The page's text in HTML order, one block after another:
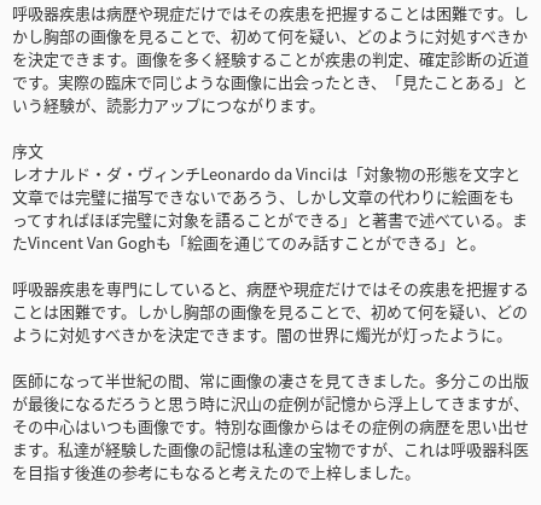
呼吸器疾患は病歴や現症だけではその疾患を把握することは困難です。し
かし胸部の画像を見ることで、初めて何を疑い、どのように対処すべきか
を決定できます。画像を多く経験することが疾患の判定、確定診断の近道
です。実際の臨床で同じような画像に出会ったとき、「見たことある」と
いう経験が、読影力アップにつながります。
序文
レオナルド・ダ・ヴィンチLeonardo da Vinciは「対象物の形態を文字と
文章では完璧に描写できないであろう、しかし文章の代わりに絵画をも
ってすればほぼ完璧に対象を語ることができる」と著書で述べている。ま
たVincent Van Goghも「絵画を通じてのみ話すことができる」と。
呼吸器疾患を専門にしていると、病歴や現症だけではその疾患を把握する
ことは困難です。しかし胸部の画像を見ることで、初めて何を疑い、どの
ように対処すべきかを決定できます。闇の世界に燭光が灯ったように。
医師になって半世紀の間、常に画像の凄さを見てきました。多分この出版
が最後になるだろうと思う時に沢山の症例が記憶から浮上してきますが、
その中心はいつも画像です。特別な画像からはその症例の病歴を思い出せ
ます。私達が経験した画像の記憶は私達の宝物ですが、これは呼吸器科医
を目指す後進の参考にもなると考えたので上梓しました。